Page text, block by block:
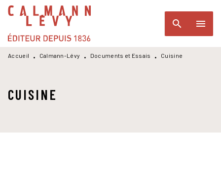
MENU RECHERCHE
PIED DE PAGE
search menu
Accueil • Calmann-Lévy • Documents et Essais • Cuisine
CUISINE